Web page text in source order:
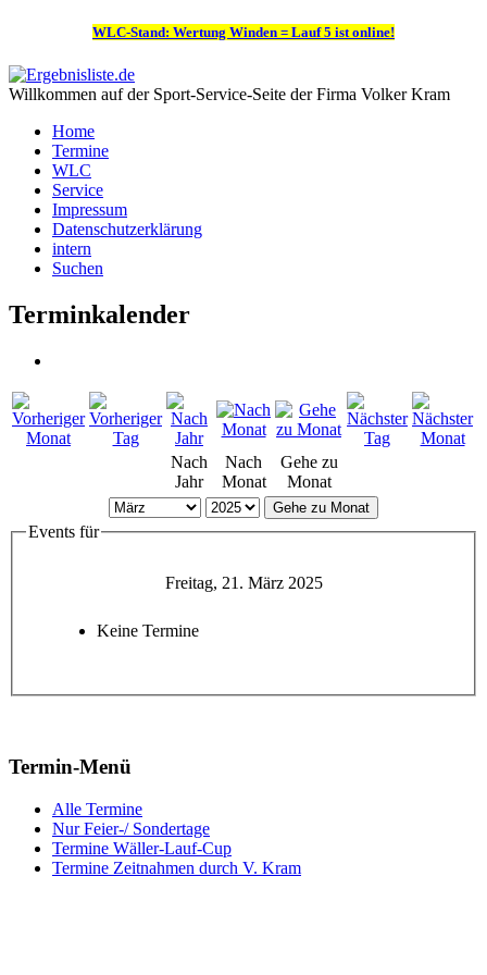
WLC-Stand: Wertung Winden = Lauf 5 ist online!
Willkommen auf der Sport-Service-Seite der Firma Volker Kram
Home
Termine
WLC
Service
Impressum
Datenschutzerklärung
intern
Suchen
Terminkalender
Nach
Jahr
Nach
Monat
Gehe zu
Monat
Gehe zu Monat
Events für
Freitag, 21. März 2025
Keine Termine
Termin-Menü
Alle Termine
Nur Feier-/ Sondertage
Termine Wäller-Lauf-Cup
Termine Zeitnahmen durch V. Kram